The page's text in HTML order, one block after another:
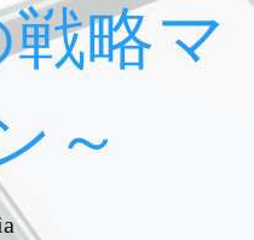
略マ
～